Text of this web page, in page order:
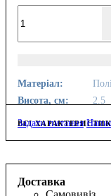
Матеріал:
Висота, см:
2.5
ВСІ
Задати питання
Доставка